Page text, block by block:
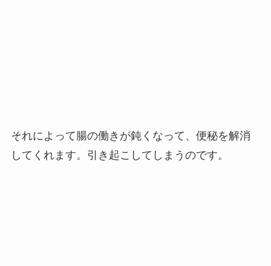
それによって腸の働きが鈍くなって、便秘を解消
してくれます。引き起こしてしまうのです。